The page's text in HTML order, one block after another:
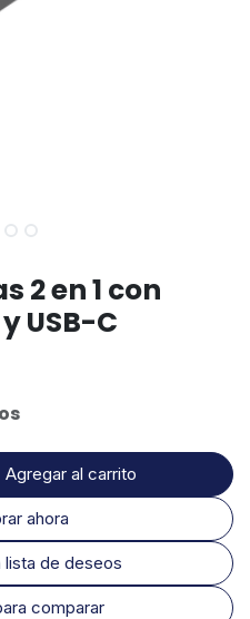
2 en 1 con
USB-C
Agregar al carrito
ahora
comparar
lista de deseos